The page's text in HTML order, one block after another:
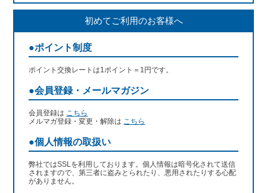
初めてご利用のお客様へ
●ポイント制度
ポイント交換レートは1ポイント＝1円です。
●会員登録・メールマガジン
会員登録は こちら
メルマガ登録・変更・解除は こちら
●個人情報の取扱い
弊社ではSSLを利用しております。個人情報は暗号化されて送信
されますので、第三者に盗みとられたり、悪用されたりする心配
がありません。